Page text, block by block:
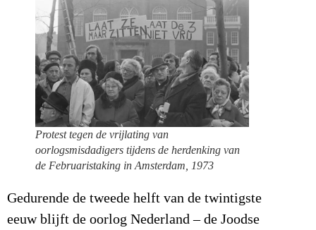
Protest tegen de vrijlating van
oorlogsmisdadigers tijdens de herdenking van
de Februaristaking in Amsterdam, 1973
Gedurende de tweede helft van de twintigste
eeuw blijft de oorlog Nederland – de Joodse